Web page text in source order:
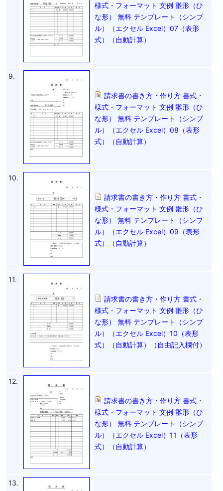
様式・フォーマット 文例 雛形（ひ
な形） 無料 テンプレート（シンプ
ル）（エクセル Excel）07（表形
式）（自動計算）
9.
請求書の書き方・作り方 書式・
様式・フォーマット 文例 雛形（ひ
な形） 無料 テンプレート（シンプ
ル）（エクセル Excel）08（表形
式）（自動計算）
10.
請求書の書き方・作り方 書式・
様式・フォーマット 文例 雛形（ひ
な形） 無料 テンプレート（シンプ
ル）（エクセル Excel）09（表形
式）（自動計算）
11.
請求書の書き方・作り方 書式・
様式・フォーマット 文例 雛形（ひ
な形） 無料 テンプレート（シンプ
ル）（エクセル Excel）10（表形
式）（自動計算）（自由記入欄付）
12.
請求書の書き方・作り方 書式・
様式・フォーマット 文例 雛形（ひ
な形） 無料 テンプレート（シンプ
ル）（エクセル Excel）11（表形
式）（自動計算）
13.